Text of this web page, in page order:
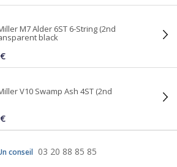
M7 Alder 6ST 6-String (2nd
black
V10 Swamp Ash 4ST (2nd
conseil 03 20 88 85 85